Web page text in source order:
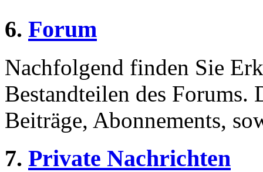
6. Forum
Nachfolgend finden Sie
Bestandteilen des Forums.
Beiträge, Abonnements,
7. Private Nachrichten